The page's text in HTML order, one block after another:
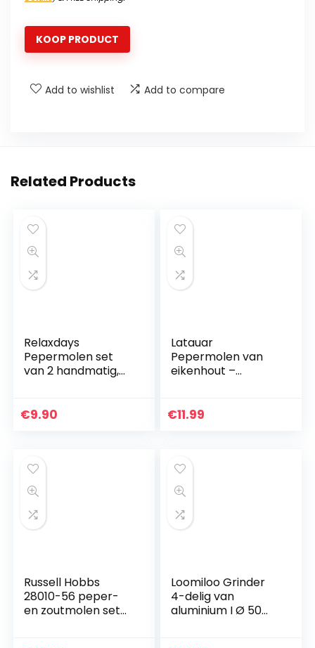
KOOP PRODUCT
Add to wishlist Add to compare
Related Products
Relaxdays
Pepermolen set
van 2 handmatig,
kruidenmolen, voor
€9.90
Latauar
Pepermolen van
eikenhout –
met keramisch
€11.99
Russell Hobbs
28010-56 peper-
en zoutmolen set
Loomiloo Grinder
4-delig van
aluminium I Ø 50